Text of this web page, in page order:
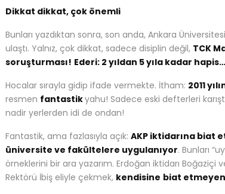
Dikkat dikkat, çok önemli
Bunları yazdıktan sonra, son anda, Ankara
ulaştı. Yalnız, çok dikkat, sadece disiplin değil, TCK
soruşturması! Ederi: 2 yıldan 5 yıla kadar hapis…
Hocalar sırayla gidip ifade vermekte. İtham: 2011
resmen fantastikyahu! Sadece eski defterleri
nadir yerlerden idi de ondan!
Fantastik, ama fazlasıyla açık: AKP iktidarına biat
üniversite ve fakültelere uygulanıyor. Bunları
örneklerini bir ara yazarım. Erdoğan iktidarı
Rektörü İbiş eliyle çekmek, kendisine biat etmeyen